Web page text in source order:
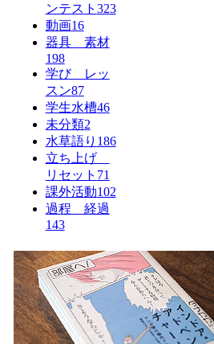
ンテスト 323
動画16
器具 素材
198
学び レッ
スン87
学生水槽46
未分類2
水草語り 186
立ち上げ
リセット 71
課外活動102
過程 経過
143